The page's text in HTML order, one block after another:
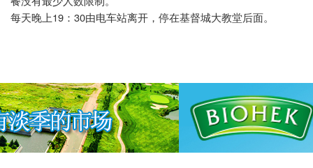
每天晚上19 ： 30由电车站离开，停在基督城大教堂后面。